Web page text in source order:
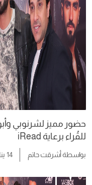
حضور مميز لشرنوبي
للقُراء برعاية iRead
بواسطةأشرقت حاتم 14 يناير، 2025